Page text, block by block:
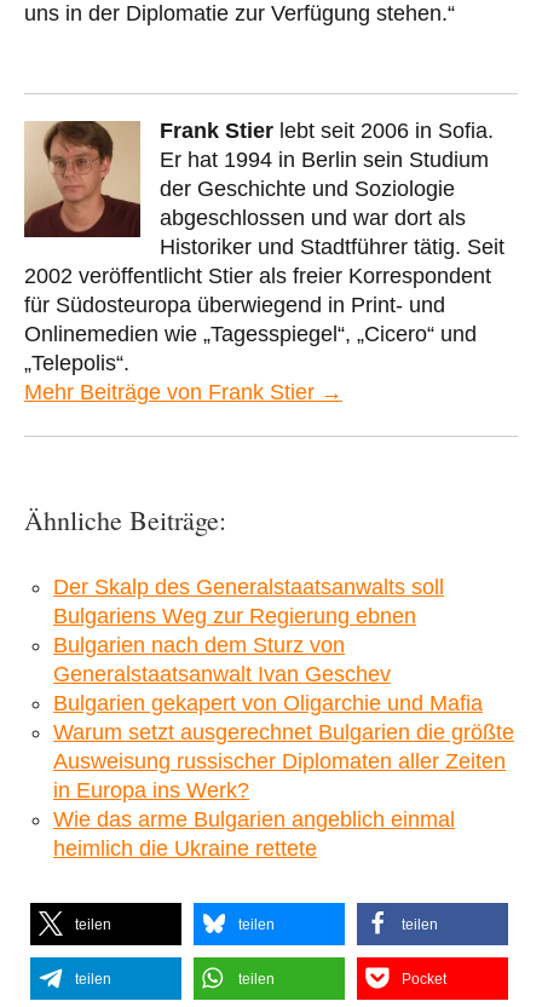
uns in der Diplomatie zur Verfügung stehen.“
Frank Stier lebt seit 2006 in Sofia.
Er hat 1994 in Berlin sein Studium
der Geschichte und Soziologie
abgeschlossen und war dort als
Historiker und Stadtführer tätig. Seit
2002 veröffentlicht Stier als freier Korrespondent
für Südosteuropa überwiegend in Print- und
Onlinemedien wie „Tagesspiegel“, „Cicero“ und
„Telepolis“.
Mehr Beiträge von Frank Stier →
Ähnliche Beiträge:
Der Skalp des Generalstaatsanwalts soll
Bulgariens Weg zur Regierung ebnen
Bulgarien nach dem Sturz von
Generalstaatsanwalt Ivan Geschev
Bulgarien gekapert von Oligarchie und Mafia
Warum setzt ausgerechnet Bulgarien die größte
Ausweisung russischer Diplomaten aller Zeiten
in Europa ins Werk?
Wie das arme Bulgarien angeblich einmal
heimlich die Ukraine rettete
teilen teilen teilen
teilen teilen Pocket